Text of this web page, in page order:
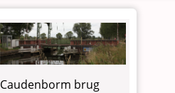
Caudenborm brug